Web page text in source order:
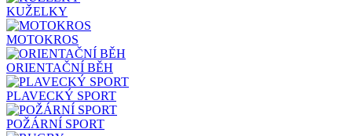
KUŽELKY
MOTOKROS
ORIENTAČNÍ BĚH
PLAVECKÝ SPORT
POŽÁRNÍ SPORT